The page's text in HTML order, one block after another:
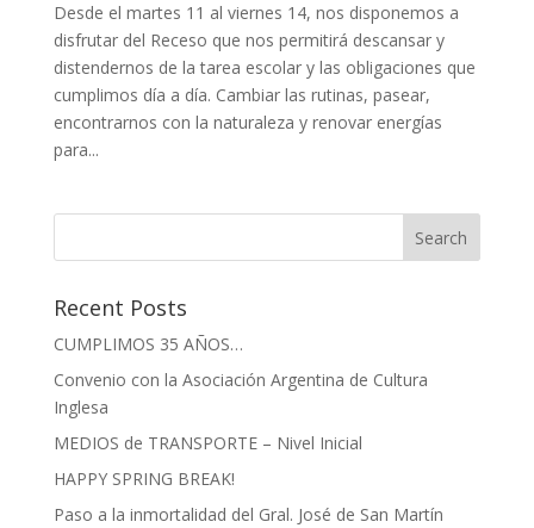
Desde el martes 11 al viernes 14, nos disponemos a
disfrutar del Receso que nos permitirá descansar y
distendernos de la tarea escolar y las obligaciones que
cumplimos día a día. Cambiar las rutinas, pasear,
encontrarnos con la naturaleza y renovar energías
para...
Recent Posts
CUMPLIMOS 35 AÑOS…
Convenio con la Asociación Argentina de Cultura
Inglesa
MEDIOS de TRANSPORTE – Nivel Inicial
HAPPY SPRING BREAK!
Paso a la inmortalidad del Gral. José de San Martín